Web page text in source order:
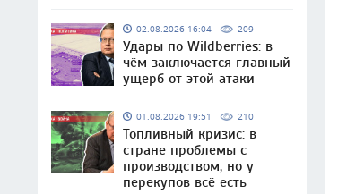
02.08.2026 16:04 209
Удары по Wildberries: в
чём заключается главный
ущерб от этой атаки
01.08.2026 19:51 210
Топливный кризис: в
стране проблемы с
производством, но у
перекупов всё есть